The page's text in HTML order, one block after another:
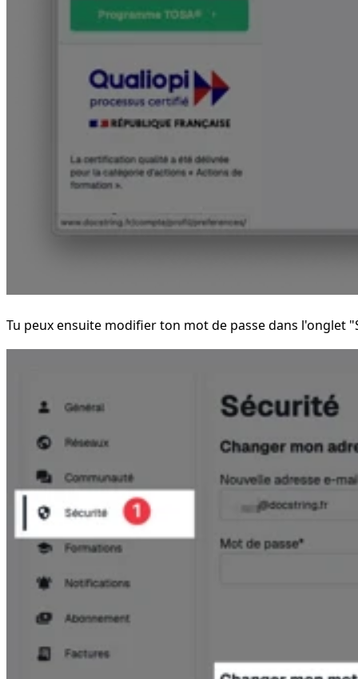
Tu peux ensuite modifier ton mot de passe dans l'onglet